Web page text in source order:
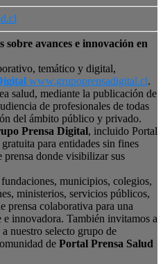
avances e innovación en
temático y digital,
www.grupoprensadigital.cl.
salud, mediante la publicación de
de profesionales de todas
del ámbito público y privado.
Prensa Digital, incluido Portal
para entidades sin fines
prensa donde visibilizar sus
municipios, colegios,
ministerios, servicios públicos,
prensa colaborativa para una
e innovadora. También invitamos a
a nuestro selecto grupo de
de Portal Prensa Salud